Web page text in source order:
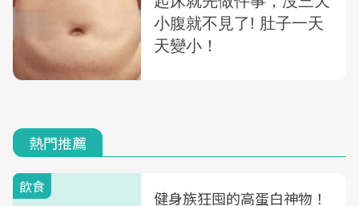
熱門推薦
飲食
健身族狂囤的高蛋白神物！